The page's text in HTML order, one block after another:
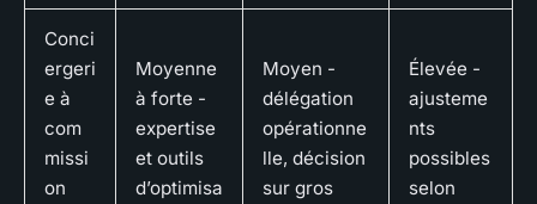
Conci
ergeri
e à
com
missi
on
Moyenne
à forte -
expertise
et outils
d’optimisa
Moyen -
délégation
opérationne
lle, décision
sur gros
Élevée -
ajusteme
nts
possibles
selon